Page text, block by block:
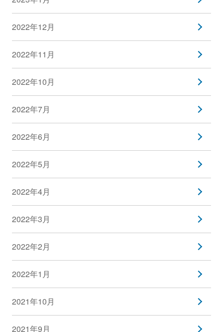
2022年12月
2022年11月
2022年10月
2022年7月
2022年6月
2022年5月
2022年4月
2022年3月
2022年2月
2022年1月
2021年10月
2021年9月